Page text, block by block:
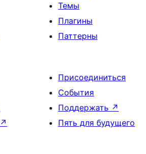
Темы
Плагины
Паттерны
↗
Присоединиться
События
Поддержать ↗
Пять для будущего